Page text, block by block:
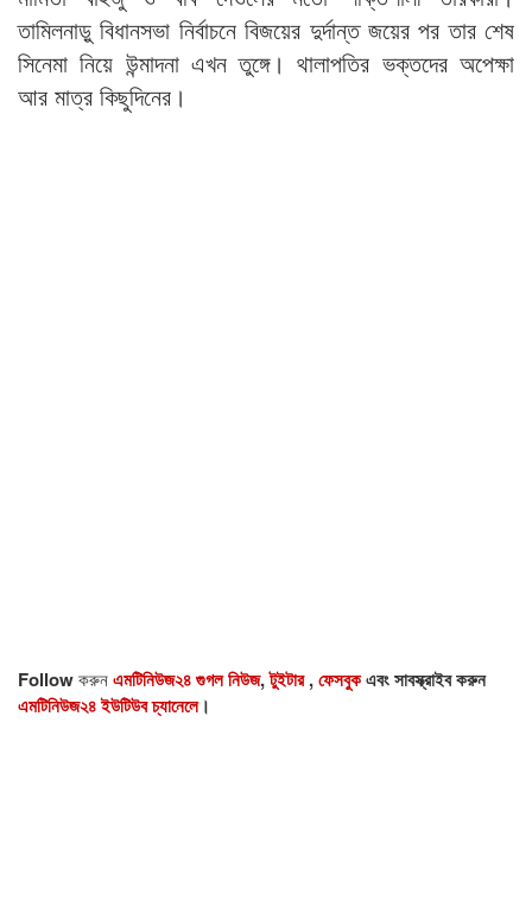
তামিলনাড়ু বিধানসভা নির্বাচনে বিজয়ের দুর্দান্ত জয়ের পর তার শেষ
সিনেমা নিয়ে উন্মাদনা এখন তুঙ্গে। থালাপতির ভক্তদের অপেক্ষা
আর মাত্র কিছুদিনের।
Followকরুনএমটিনিউজ২৪ গুগল নিউজ,টুইটার,ফেসবুকএবং সাবস্ক্রাইব করুন
এমটিনিউজ২৪ ইউটিউব চ্যানেলে।